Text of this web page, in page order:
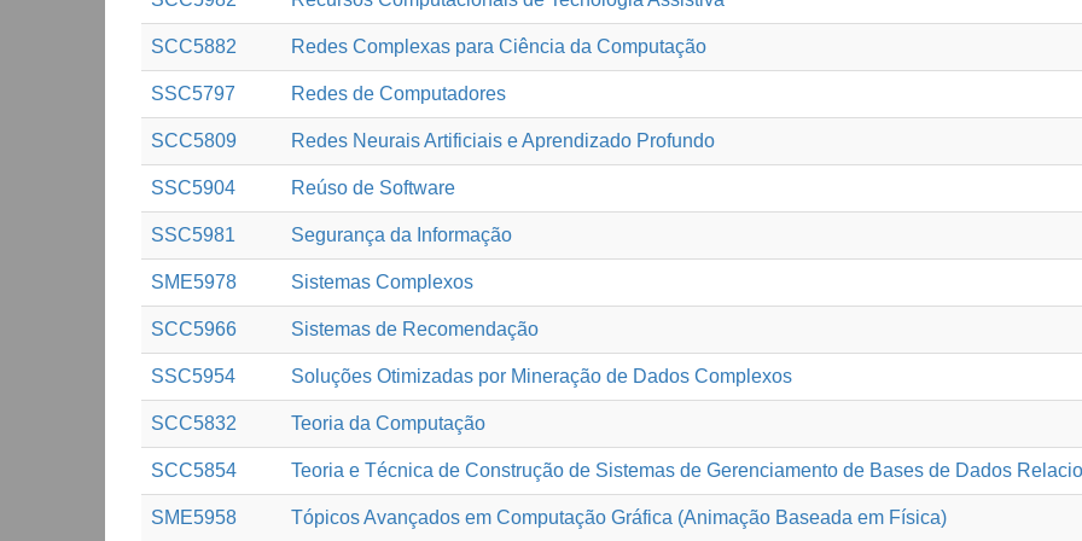
SCC5882 Redes Complexas para Ciência da Computação
SSC5797 Redes de Computadores
SCC5809 Redes Neurais Artificiais e Aprendizado Profundo
SSC5904 Reúso de Software
SSC5981 Segurança da Informação
SME5978 Sistemas Complexos
SCC5966 Sistemas de Recomendação
SSC5954 Soluções Otimizadas por Mineração de Dados Complexos
SCC5832 Teoria da Computação
SCC5854 Teoria e Técnica de Construção de Sistemas de Gerenciamento de Bases de Dados
SME5958 Tópicos Avançados em Computação Gráfica (Animação Baseada em Física)